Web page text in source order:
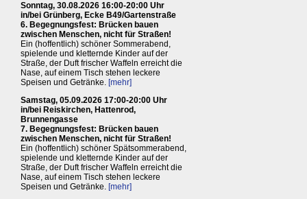
Sonntag, 30.08.2026 16:00-20:00 Uhr
in/bei Grünberg, Ecke B49/Gartenstraße
6. Begegnungsfest: Brücken bauen
zwischen Menschen, nicht für Straßen!
Ein (hoffentlich) schöner Sommerabend,
spielende und kletternde Kinder auf der
Straße, der Duft frischer Waffeln erreicht die
Nase, auf einem Tisch stehen leckere
Speisen und Getränke. [mehr]
Samstag, 05.09.2026 17:00-20:00 Uhr
in/bei Reiskirchen, Hattenrod,
Brunnengasse
7. Begegnungsfest: Brücken bauen
zwischen Menschen, nicht für Straßen!
Ein (hoffentlich) schöner Spätsommerabend,
spielende und kletternde Kinder auf der
Straße, der Duft frischer Waffeln erreicht die
Nase, auf einem Tisch stehen leckere
Speisen und Getränke. [mehr]